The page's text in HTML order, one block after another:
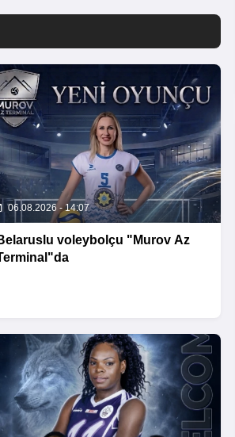
06.08.2026 - 14:07
voleybolçu "Murov Az